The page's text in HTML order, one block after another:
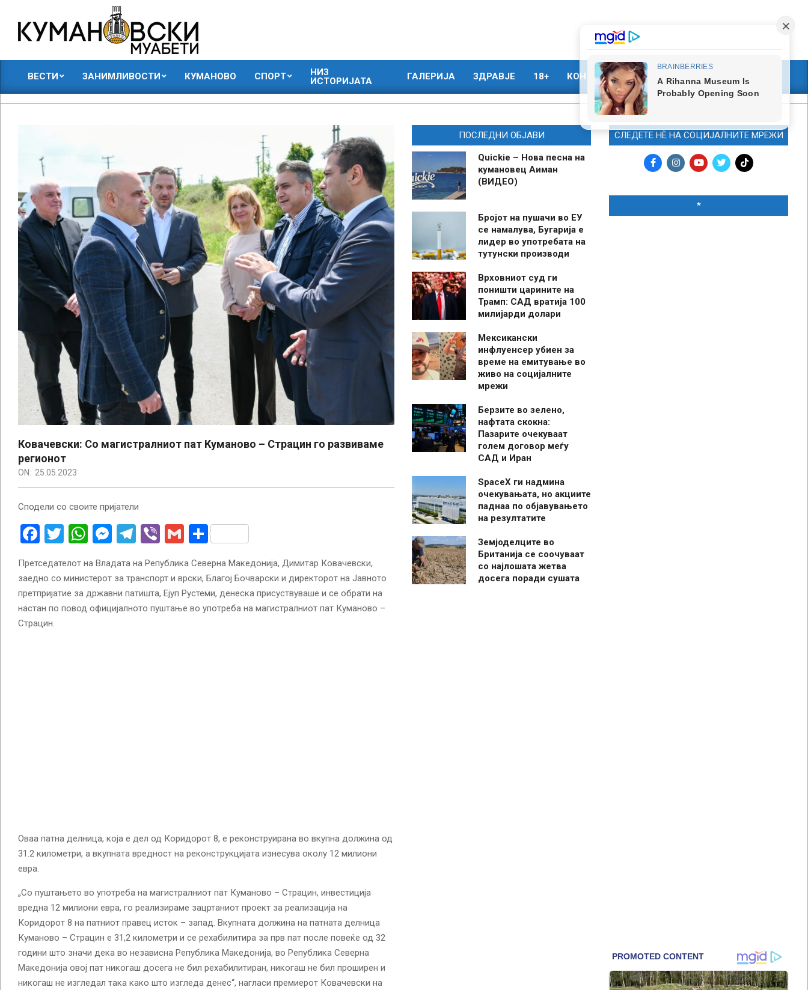
content
КУМАНОВСКИ
МУАБЕТИ
ВЕСТИ ЗАНИМЛИВОСТИ КУМАНОВО СПОРТ
НИЗ
ИСТОРИЈАТА
ГАЛЕРИЈА ЗДРАВЈЕ 18+ КОНТАКТ МАРКЕТИНГ
Ковачевски: Со магистралниот пат Куманово – Страцин го развиваме
регионот
ON: 25.05.2023
Сподели со своите пријатели
Facebook
Twitter
WhatsApp
Messenger
Telegram
ViberGmailShare
Претседателот на Владата на Република Северна Македонија, Димитар Ковачевски,
заедно со министерот за транспорт и врски, Благој Бочварски и директорот на Јавното
претпријатие за државни патишта, Ејуп Рустеми, денеска присуствуваше и се обрати на
настан по повод официјалното пуштање во употреба на магистралниот пат Куманово –
Страцин.
Оваа патна делница, која е дел од Коридорот 8, е реконструирана во вкупна должина од
31.2 километри, а вкупната вредност на реконструкцијата изнесува околу 12 милиони
евра.
„Со пуштањето во употреба на магистралниот пат Куманово – Страцин, инвестиција
вредна 12 милиони евра, го реализираме зацртаниот проект за реализација на
Коридорот 8 на патниот правец исток – запад. Вкупната должина на патната делница
Куманово – Страцин е 31,2 километри и се рехабилитира за прв пат после повеќе од 32
години што значи дека во независна Република Македонија, во Република Северна
Македонија овој пат никогаш досега не бил рехабилитиран, никогаш не бил проширен и
никогаш не изгледал така како што изгледа денес“, нагласи премиерот Ковачевски на
ПОСЛЕДНИ ОБЈАВИ
Quickie – Нова песна на
кумановец Аиман
(ВИДЕО)
Бројот на пушачи во ЕУ
се намалува, Бугарија е
лидер во употребата на
тутунски производи
Врховниот суд ги
поништи царините на
Трамп: САД вратија 100
милијарди долари
Мексикански
инфлуенсер убиен за
време на емитување во
живо на социјалните
мрежи
Берзите во зелено,
нафтата скокна:
Пазарите очекуваат
голем договор меѓу
САД и Иран
SpaceX ги надмина
очекувањата, но акциите
паднаа по објавувањето
на резултатите
Земјоделците во
Британија се соочуваат
со најлошата жетва
досега поради сушата
СЛЕДЕТЕ НЀ НА СОЦИЈАЛНИТЕ МРЕЖИ
*